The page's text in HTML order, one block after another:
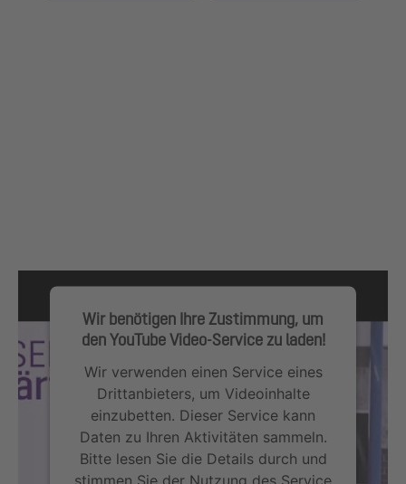
Wir benötigen Ihre Zustimmung, um
den YouTube Video-Service zu laden!
Wir verwenden einen Service eines
Drittanbieters, um Videoinhalte
einzubetten. Dieser Service kann
Daten zu Ihren Aktivitäten sammeln.
Bitte lesen Sie die Details durch und
stimmen Sie der Nutzung des Service